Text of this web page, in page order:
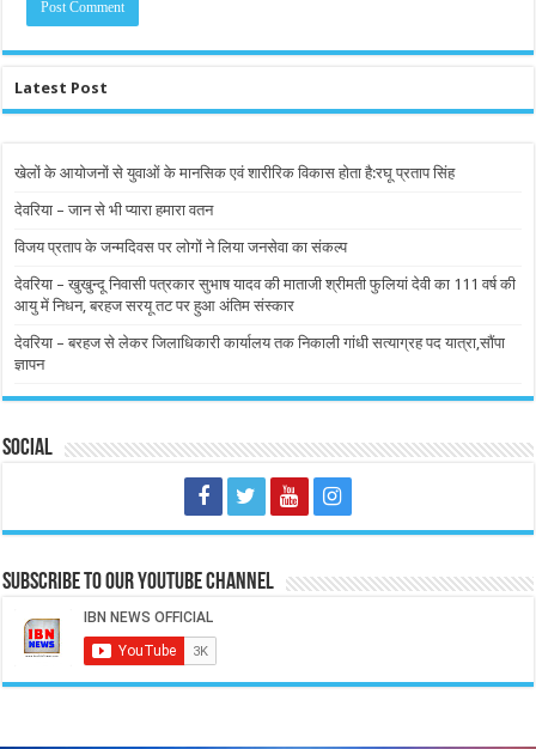
Latest Post
खेलों के आयोजनों से युवाओं के मानसिक एवं शारीरिक विकास होता है:रघू प्रताप सिंह
देवरिया – जान से भी प्यारा हमारा वतन
विजय प्रताप के जन्मदिवस पर लोगों ने लिया जनसेवा का संकल्प
देवरिया – खुखुन्दू निवासी पत्रकार सुभाष यादव की माताजी श्रीमती फुलियां देवी का 111 वर्ष की
आयु में निधन, बरहज सरयू तट पर हुआ अंतिम संस्कार
देवरिया – बरहज से लेकर जिलाधिकारी कार्यालय तक निकाली गांधी सत्याग्रह पद यात्रा,सौंपा
ज्ञापन
Social
Subscribe to our Youtube Channel